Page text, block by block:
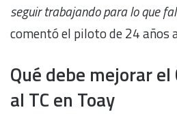
seguir trabajando para lo que
comentó el piloto de 24 años
Qué debe mejorar el
al TC en Toay